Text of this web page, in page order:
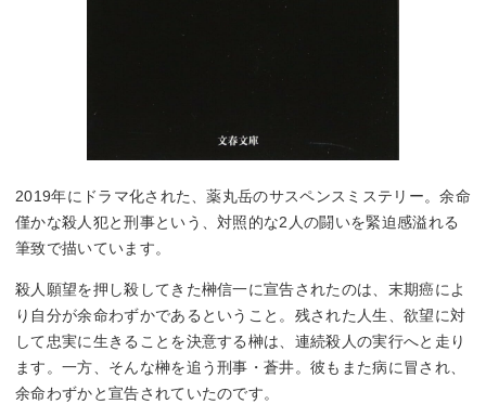
2019年にドラマ化された、薬丸岳のサスペンスミステリー。余命
僅かな殺人犯と刑事という、対照的な2人の闘いを緊迫感溢れる
筆致で描いています。
殺人願望を押し殺してきた榊信一に宣告されたのは、末期癌によ
り自分が余命わずかであるということ。残された人生、欲望に対
して忠実に生きることを決意する榊は、連続殺人の実行へと走り
ます。一方、そんな榊を追う刑事・蒼井。彼もまた病に冒され、
余命わずかと宣告されていたのです。